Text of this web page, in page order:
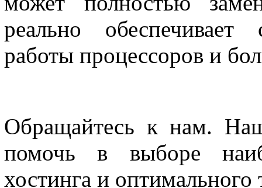
реально
работы процессоров и
Обращайтесь к нам.
помочь в выборе
хостинга и оптимального